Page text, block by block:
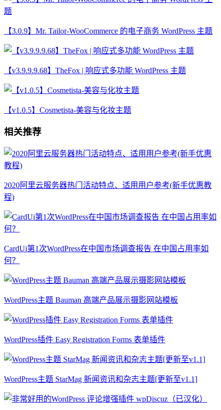
【3.0.9】Mr. Tailor-WooCommerce 的电子商务 WordPress 主题
【v3.9.9.9.68】TheFox | 响应式多功能 WordPress 主题
【v1.0.5】Cosmetista-美容与化妆主题
相关推荐
2020阿里云服务器热门活动特点、适用用户参考(新手优惠教
程)
CardUi第1次WordPress在中国市场调查报告 在中国占用率如
何？
WordPress主题 Bauman 高端产品展示摄影网站模板
WordPress插件 Easy Registration Forms 表单插件
WordPress主题 StarMag 新闻资讯和杂志主题[更新至v1.1]